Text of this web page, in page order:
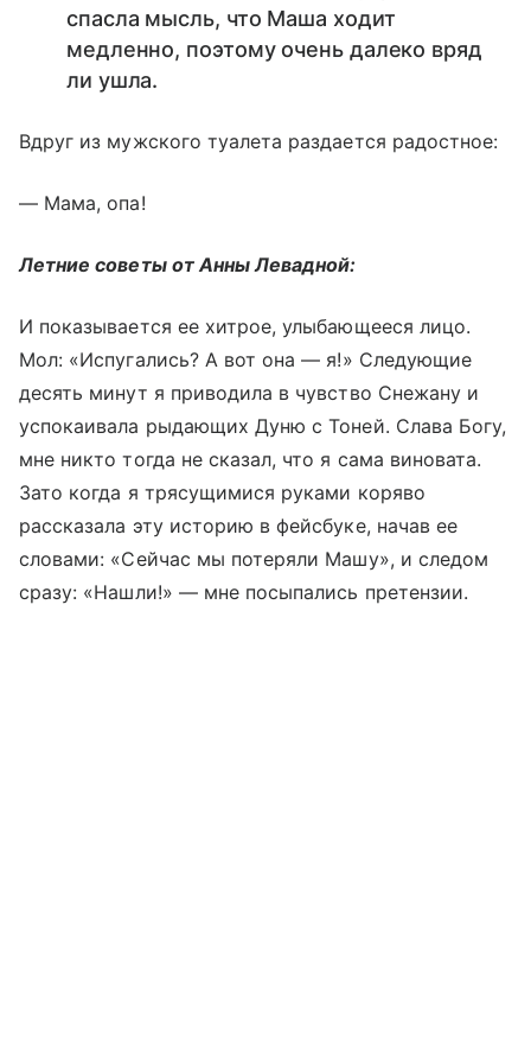
спасла мысль, что Маша ходит
медленно, поэтому очень далеко вряд
ли ушла.
Вдруг из мужского туалета раздается радостное:
— Мама, опа!
Летние советы от Анны Левадной:
И показывается ее хитрое, улыбающееся лицо.
Мол: «Испугались? А вот она — я!» Следующие
десять минут я приводила в чувство Снежану и
успокаивала рыдающих Дуню с Тоней. Слава Богу,
мне никто тогда не сказал, что я сама виновата.
Зато когда я трясущимися руками коряво
рассказала эту историю в фейсбуке, начав ее
словами: «Сейчас мы потеряли Машу», и следом
сразу: «Нашли!» — мне посыпались претензии.